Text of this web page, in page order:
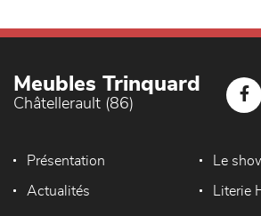
Meubles Trinquard
Châtellerault (86)
Présentation Le
Actualités Literie